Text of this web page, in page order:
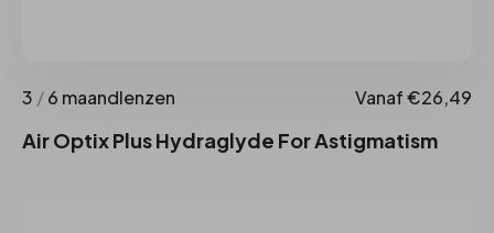
3 /6 maandlenzen Vanaf €26,49
Air Optix Plus Hydraglyde For Astigmatism